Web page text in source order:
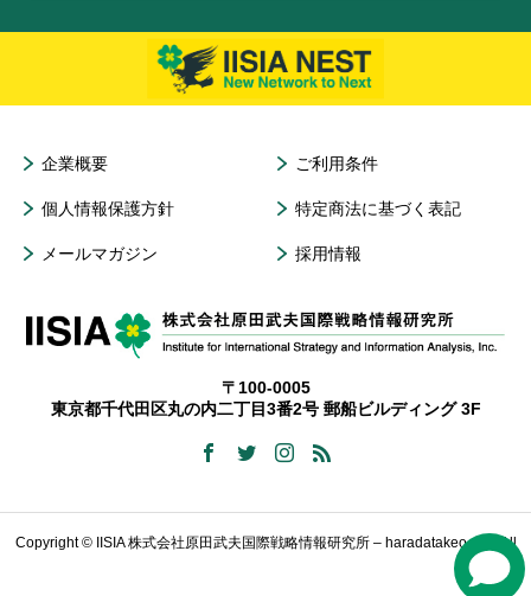
企業概要 ご利用条件
個人情報保護方針 特定商法に基づく表記
メールマガジン 採用情報
〒100-0005
東京都千代田区丸の内二丁目3番2号 郵船ビルディング 3F
Copyright © IISIA 株式会社原田武夫国際戦略情報研究所 – haradatakeo.com All